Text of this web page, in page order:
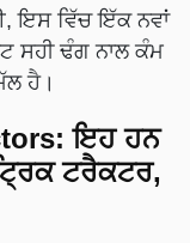
ਇਸ ਵਿੱਚ ਇੱਕ ਨਵਾਂ
ਸਹੀ ਢੰਗ ਨਾਲ ਕੰਮ
ਹੈ।
ਇਹ ਹਨ
ਟਰੈਕਟਰ,